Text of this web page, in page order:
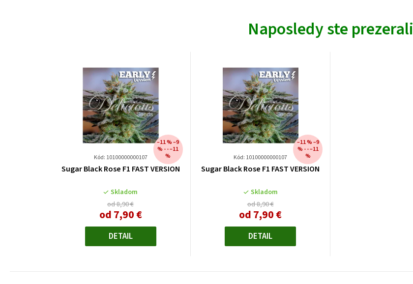
Naposledy ste prezerali
Kód: 10100000000107
Sugar Black Rose F1 FAST VERSION
Skladom
od 8,90 €
–11 % –9
% - - –11
%
od7,90 €Jednotková
DETAIL
Kód: 10100000000107
Sugar Black Rose F1 FAST VERSION
Skladom
od 8,90 €
–11 % –9
% - - –11
%
od7,90 €
DETAIL